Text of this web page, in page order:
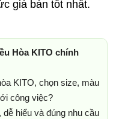
giá bán tốt nhất.
Hòa KITO chính
KITO, chọn size, màu
công việc?
hiểu và đúng nhu cầu